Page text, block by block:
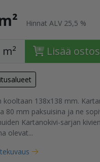
Hinnat ALV 25,5 %
m² Lisää
kooltaan 138x138 mm.
80 mm paksuisina ja ne
Kartanokivi-sarjan kivien
olevat...